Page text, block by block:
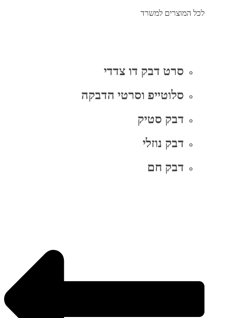
לכל המוצרים למשרד
סרט דבק דו צדדי
סלוטייפ וסרטי הדבקה
דבק סטיק
דבק נוזלי
דבק חם